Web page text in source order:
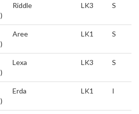
Riddle LK3 S
Aree LK1 S
Lexa LK3 S
Erda LK1 I